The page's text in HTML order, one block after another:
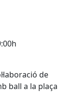
de
ball a la plaça